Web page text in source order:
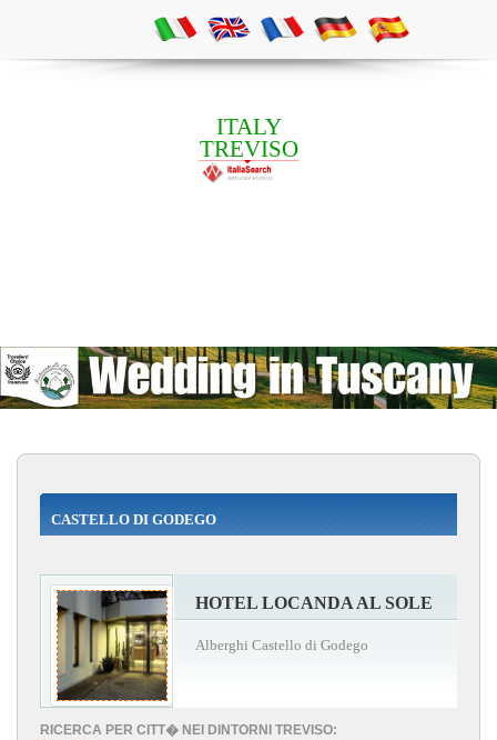
ITALY
TREVISO
CASTELLO DI GODEGO
HOTEL LOCANDA AL SOLE
Alberghi Castello di Godego
RICERCA PER CITT� NEI DINTORNI TREVISO: